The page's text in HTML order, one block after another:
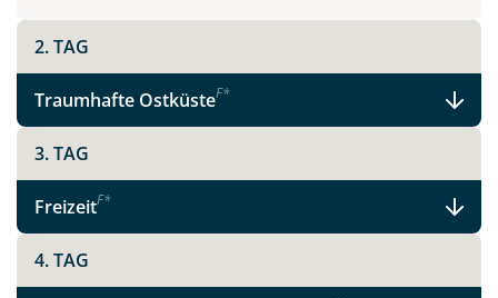
Teile diese Reise
2. TAG
Traumhafte OstküsteF*
3. TAG
FreizeitF*
4. TAG